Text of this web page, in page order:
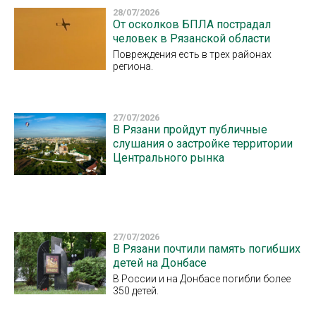
28/07/2026
От осколков БПЛА пострадал
человек в Рязанской области
Повреждения есть в трех районах
региона.
27/07/2026
В Рязани пройдут публичные
слушания о застройке территории
Центрального рынка
27/07/2026
В Рязани почтили память погибших
детей на Донбасе
В России и на Донбасе погибли более
350 детей.